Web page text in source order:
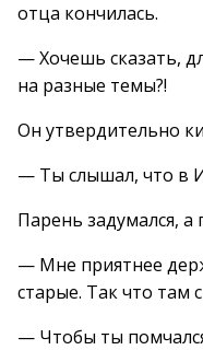
отца кончилась.
— Хочешь сказать,
на разные темы?!
Он утвердительно
— Ты слышал, что в
Парень задумался,
— Мне приятнее
старые. Так что там
— Чтобы ты